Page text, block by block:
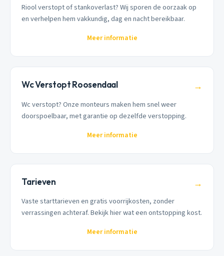
Riool verstopt of stankoverlast? Wij sporen de oorzaak op
en verhelpen hem vakkundig, dag en nacht bereikbaar.
Meer informatie
Wc Verstopt Roosendaal →
Wc verstopt? Onze monteurs maken hem snel weer
doorspoelbaar, met garantie op dezelfde verstopping.
Meer informatie
Tarieven →
Vaste starttarieven en gratis voorrijkosten, zonder
verrassingen achteraf. Bekijk hier wat een ontstopping kost.
Meer informatie